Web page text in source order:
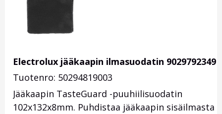
Electrolux jääkaapin ilmasuodatin 9029792349
Tuotenro: 50294819003
Jääkaapin TasteGuard -puuhiilisuodatin
102x132x8mm. Puhdistaa jääkaapin sisäilmasta